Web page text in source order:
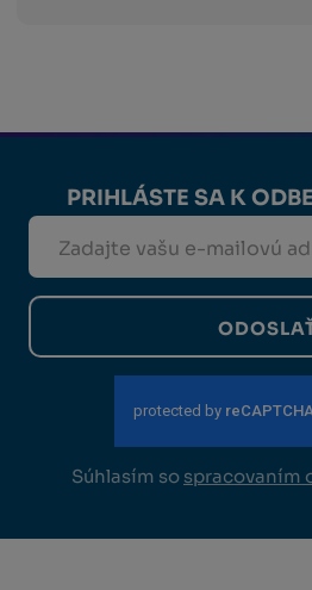
PRIHLÁSTE SA K
Súhlasím so spracovaním